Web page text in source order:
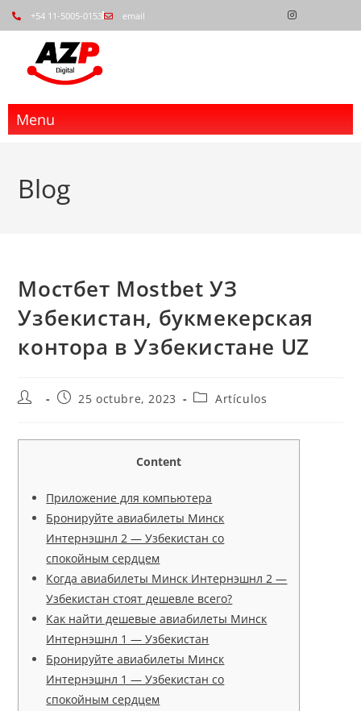
+54 11-5005-0153 email
Menu
Blog
Мостбет Mostbet УЗ
Узбекистан, букмекерская
контора в Узбекистане UZ
25 octubre, 2023 Artículos
Content
Приложение для компьютера
Бронируйте авиабилеты Минск
Интернэшнл 2 — Узбекистан со
спокойным сердцем
Когда авиабилеты Минск Интернэшнл 2 —
Узбекистан стоят дешевле всего?
Как найти дешевые авиабилеты Минск
Интернэшнл 1 — Узбекистан
Бронируйте авиабилеты Минск
Интернэшнл 1 — Узбекистан со
спокойным сердцем